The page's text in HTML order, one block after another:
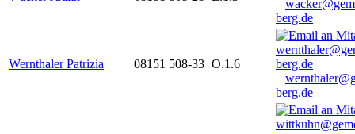
berg.de
Wernthaler Patrizia 08151 508-33 O.1.6
berg.de